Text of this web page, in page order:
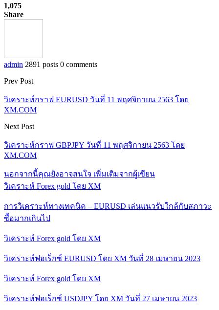
1,075
Share
admin 2891 posts 0 comments
Prev Post
วิเคราะห์กราฟ EURUSD วันที่ 11 พฤศจิกายน 2563 โดย
XM.COM
Next Post
วิเคราะห์กราฟ GBPJPY วันที่ 11 พฤศจิกายน 2563 โดย
XM.COM
นอกจากนี้คุณยังอาจสนใจ เพิ่มเติมจากผู้เขียน
วิเคราะห์ Forex gold โดย XM
การวิเคราะห์ทางเทคนิค – EURUSD เล่นแนวรับใกล้กับสภาวะ
ซื้อมากเกินไป
วิเคราะห์ Forex gold โดย XM
วิเคราะห์ฟอเร็กซ์ EURUSD โดย XM วันที่ 28 เมษายน 2023
วิเคราะห์ Forex gold โดย XM
วิเคราะห์ฟอเร็กซ์ USDJPY โดย XM วันที่ 27 เมษายน 2023